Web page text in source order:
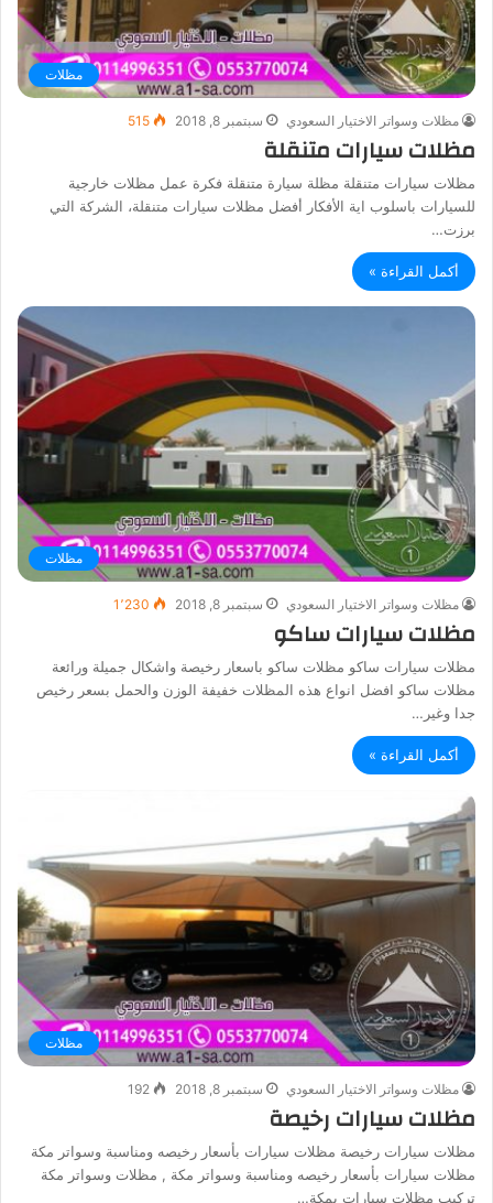
مظلات
مظلات وسواتر الاختيار السعودي سبتمبر 8, 2018 515
مظلات سيارات متنقلة
مظلات سيارات متنقلة مظلة سيارة متنقلة فكرة عمل مظلات خارجية
للسيارات باسلوب اية الأفكار أفضل مظلات سيارات متنقلة، الشركة التي
برزت…
أكمل القراءة »
مظلات
مظلات وسواتر الاختيار السعودي سبتمبر 8, 2018 1٬230
مظلات سيارات ساكو
مظلات سيارات ساكو مظلات ساكو باسعار رخيصة واشكال جميلة ورائعة
مظلات ساكو افضل انواع هذه المظلات خفيفة الوزن والحمل بسعر رخيص
جدا وغير…
أكمل القراءة »
مظلات
مظلات وسواتر الاختيار السعودي سبتمبر 8, 2018 192
مظلات سيارات رخيصة
مظلات سيارات رخيصة مظلات سيارات بأسعار رخيصه ومناسبة وسواتر مكة
مظلات سيارات بأسعار رخيصه ومناسبة وسواتر مكة , مظلات وسواتر مكة
تركيب مظلات سيارات بمكة…